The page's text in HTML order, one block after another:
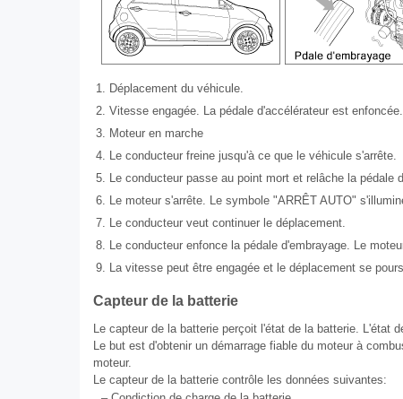
1. Déplacement du véhicule.
2. Vitesse engagée. La pédale d'accélérateur est enfoncée.
3. Moteur en marche
4. Le conducteur freine jusqu'à ce que le véhicule s'arrête.
5. Le conducteur passe au point mort et relâche la pédale
6. Le moteur s'arrête. Le symbole "ARRÊT AUTO"
7. Le conducteur veut continuer le déplacement.
8. Le conducteur enfonce la pédale d'embrayage. Le
9. La vitesse peut être engagée et le déplacement se
Capteur de la batterie
Le capteur de la batterie perçoit l'état de la batterie. L'état
Le but est d'obtenir un démarrage fiable du moteur à
moteur.
Le capteur de la batterie contrôle les données suivantes: